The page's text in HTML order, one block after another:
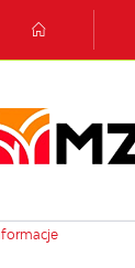
czcionki.
strony.